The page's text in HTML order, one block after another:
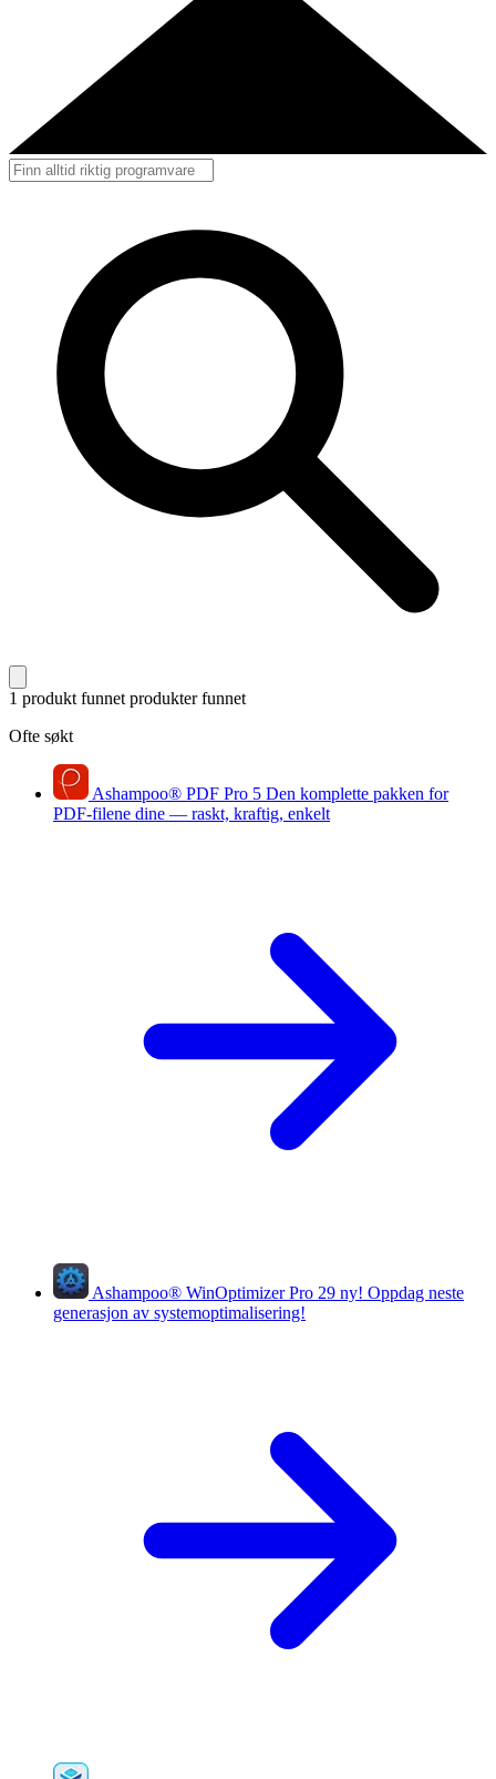
1 produkt funnet produkter funnet
Ofte søkt
Ashampoo® PDF Pro 5 Den komplette pakken for
PDF-filene dine — raskt, kraftig, enkelt
Ashampoo® WinOptimizer Pro 29 ny! Oppdag neste
generasjon av systemoptimalisering!